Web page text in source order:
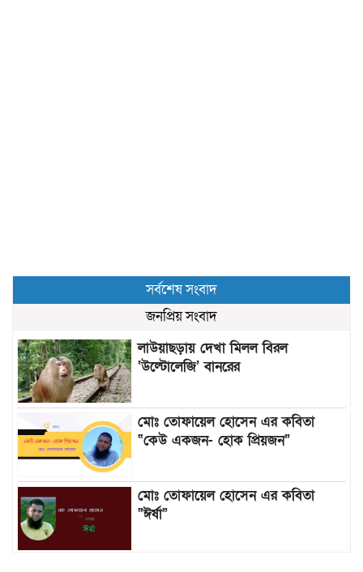
সর্বশেষ সংবাদ
জনপ্রিয় সংবাদ
লাউয়াছড়ায় দেখা মিলল বিরল
‘উল্টোলেজি’ বানরের
মোঃ তোফায়েল হোসেন এর কবিতা
“কেউ একজন- হোক প্রিয়জন”
মোঃ তোফায়েল হোসেন এর কবিতা
“ঈর্ষা”